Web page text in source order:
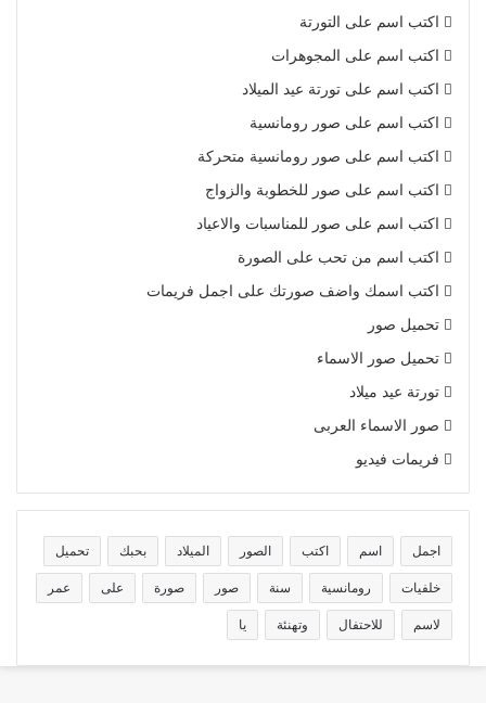
اكتب اسم على التورتة
اكتب اسم على المجوهرات
اكتب اسم على تورتة عيد الميلاد
اكتب اسم على صور رومانسية
اكتب اسم على صور رومانسية متحركة
اكتب اسم على صور للخطوبة والزواج
اكتب اسم على صور للمناسبات والاعياد
اكتب اسم من تحب على الصورة
اكتب اسمك واضف صورتك على اجمل فريمات
تحميل صور
تحميل صور الاسماء
تورتة عيد ميلاد
صور الاسماء العربى
فريمات فيديو
اجمل اسم اكتب الصور الميلاد بحبك تحميل
خلفيات رومانسية سنة صور صورة على عمر
لاسم للاحتفال وتهنئة يا